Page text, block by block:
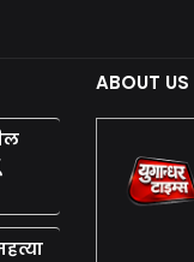
ABOUT US